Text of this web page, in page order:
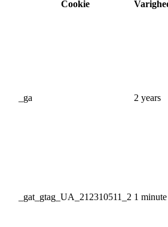
Cookie
_ga 2 years
_gat_gtag_UA_212310511_2 1 minute